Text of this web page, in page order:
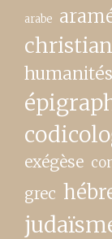
arabe
exégèse
grec